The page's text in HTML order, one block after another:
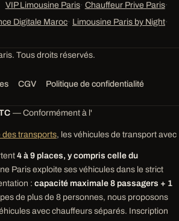
VIP Limousine Paris· Chauffeur Prive Paris·
Digitale Maroc· Limousine Paris by Night·
Tous droits réservés.
CGV Politique de confidentialité
— Conformément à l'
des transports, les véhicules de transport avec
4 à 9 places, y compris celle du
Paris exploite ses véhicules dans le strict
: capacité maximale 8 passagers + 1
de plus de 8 personnes, nous proposons
avec chauffeurs séparés. Inscription